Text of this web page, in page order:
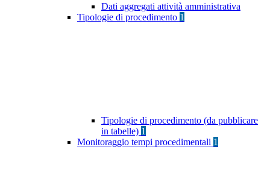
Dati aggregati attività amministrativa
Tipologie di procedimento 1
Tipologie di procedimento (da pubblicare
in tabelle) 1
Monitoraggio tempi procedimentali 1